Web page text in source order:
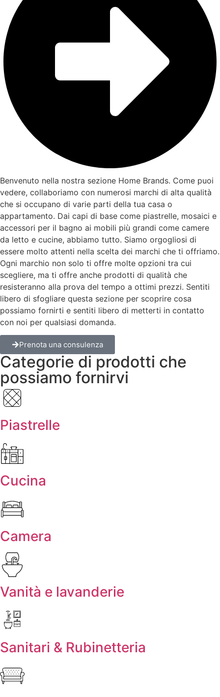
Benvenuto nella nostra sezione Home Brands. Come puoi
vedere, collaboriamo con numerosi marchi di alta qualità
che si occupano di varie parti della tua casa o
appartamento. Dai capi di base come piastrelle, mosaici e
accessori per il bagno ai mobili più grandi come camere
da letto e cucine, abbiamo tutto. Siamo orgogliosi di
essere molto attenti nella scelta dei marchi che ti offriamo.
Ogni marchio non solo ti offre molte opzioni tra cui
scegliere, ma ti offre anche prodotti di qualità che
resisteranno alla prova del tempo a ottimi prezzi. Sentiti
libero di sfogliare questa sezione per scoprire cosa
possiamo fornirti e sentiti libero di metterti in contatto
con noi per qualsiasi domanda.
Prenota una consulenza
Categorie di prodotti che
possiamo fornirvi
Piastrelle
Cucina
Camera
Vanità e lavanderie
Sanitari & Rubinetteria